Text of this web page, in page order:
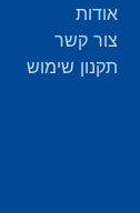
אודות
צור קשר
תקנון שימוש